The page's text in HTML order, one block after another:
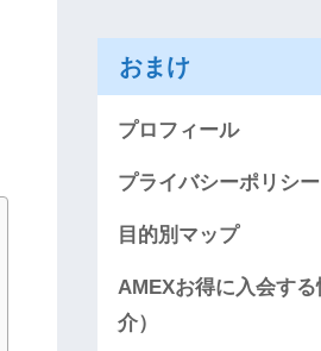
おまけ
プロフィール
プライバシーポリシー
目的別マップ
AMEXお得に入会す
介）